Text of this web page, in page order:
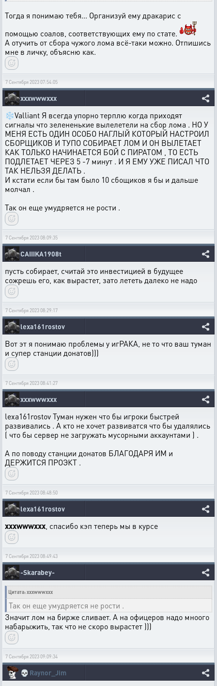
Тогда я понимаю тебя... Организуй ему дракарис с
помощью соалов, соответствующих ему по стате.
А отучить от сбора чужого лома всё-таки можно. Отпишись
мне в личку, объясню как.
7 Сентября 2023 07:54:05
xxxwwwxxx
❄️Valliant Я всегда упорно терплю когда приходят
сигналы что зелененькие вылелетели на сбор лома . НО У
МЕНЯ ЕСТЬ ОДИН ОСОБО НАГЛЫЙ КОТОРЫЙ НАСТРОИЛ
СБОРЩИКОВ И ТУПО СОБИРАЕТ ЛОМ И ОН ВЫЛЕТАЕТ
КАК ТОЛЬКО НАЧИНАЕТСЯ БОЙ С ПИРАТОМ , ТО ЕСТЬ
ПОДЛЕТАЕТ ЧЕРЕЗ 5 -7 минут . И Я ЕМУ УЖЕ ПИСАЛ ЧТО
ТАК НЕЛЬЗЯ ДЕЛАТЬ .
И кстати если бы там было 10 сбощиков я бы и дальше
молчал .
Так он еще умудряется не рости .
7 Сентября 2023 08:09:35
CAIIIKA1908t
пусть собирает, считай это инвестицией в будущее
сожрешь его, как вырастет, зато лететь далеко не надо
7 Сентября 2023 08:29:17
lexa161rostov
Вот эт я понимаю проблемы у игРАКА, не то что ваш туман
и супер станции донатов)))
7 Сентября 2023 08:41:27
xxxwwwxxx
lexa161rostov Туман нужен что бы игроки быстрей
развивались . А кто не хочет развиватся что бы удалялись
( что бы сервер не загружать мусорными аккаунтами ) .
А по поводу станции донатов БЛАГОДАРЯ ИМ и
ДЕРЖИТСЯ ПРОЭКТ .
7 Сентября 2023 08:48:50
lexa161rostov
xxxwwwxxx , спасибо кэп теперь мы в курсе
7 Сентября 2023 08:49:43
-Skarabey-
Цитата: xxxwwwxxx
Так он еще умудряется не рости .
Значит лом на бирже сливает. А на офицеров надо мноого
набарыжить, так что не скоро вырастет )))
7 Сентября 2023 09:09:34
💀 Raynor_Jim